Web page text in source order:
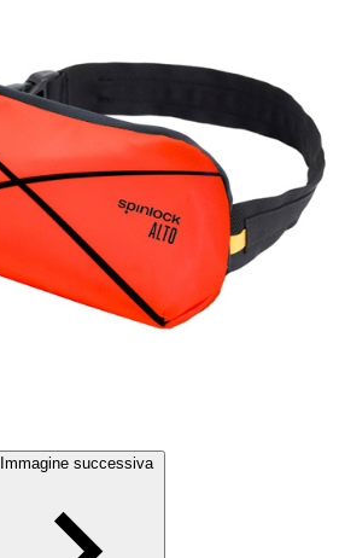
Immagine successiva